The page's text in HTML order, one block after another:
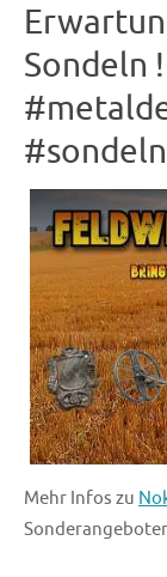
Sondeln
#sondeln
Mehr Infos zu